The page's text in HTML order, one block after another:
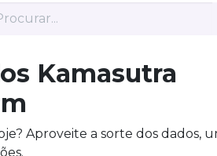
Kamasutra
Aproveite a sorte dos dados,